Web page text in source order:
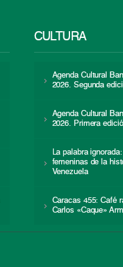
CULTURA
Agenda Cultural
2026. Segunda
Agenda Cultural
2026. Primera
La palabra
femeninas de la
Venezuela
Caracas 455: Café
Carlos «Caque»